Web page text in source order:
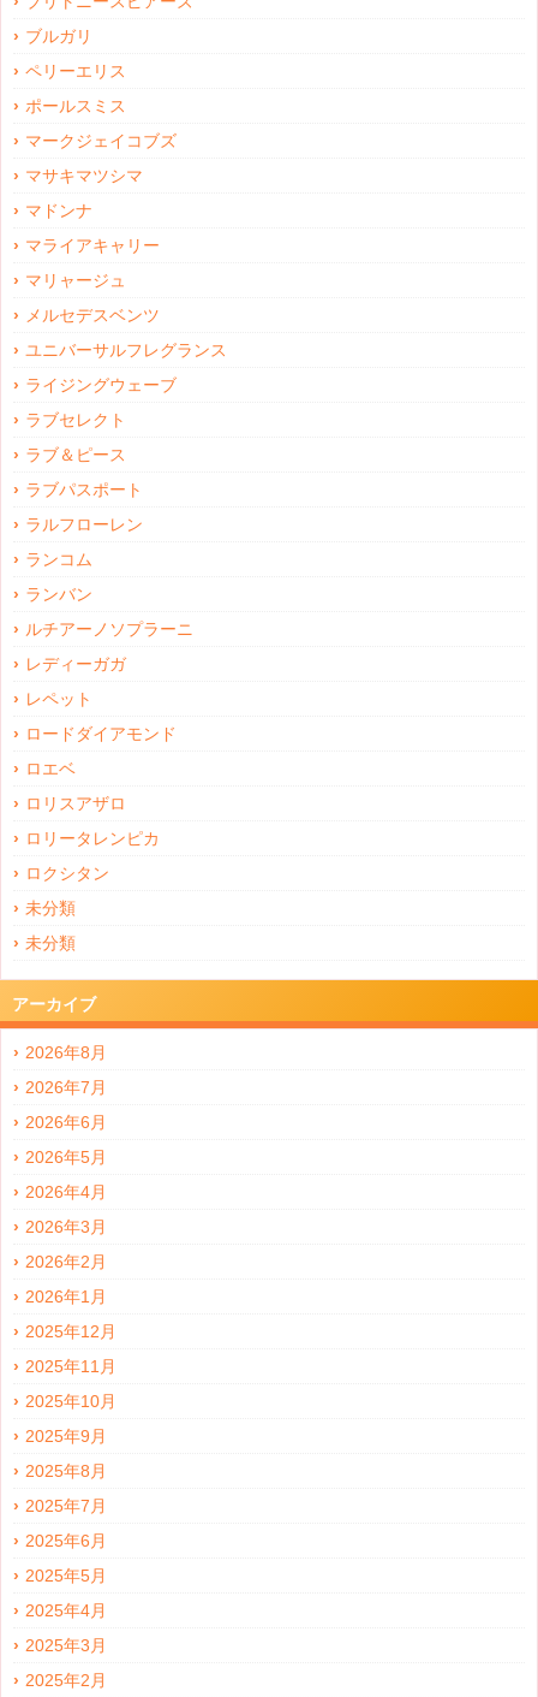
ブルガリ
ペリーエリス
ポールスミス
マークジェイコブズ
マサキマツシマ
マドンナ
マライアキャリー
マリャージュ
メルセデスベンツ
ユニバーサルフレグランス
ライジングウェーブ
ラブセレクト
ラブ＆ピース
ラブパスポート
ラルフローレン
ランコム
ランバン
ルチアーノソプラーニ
レディーガガ
レペット
ロードダイアモンド
ロエベ
ロリスアザロ
ロリータレンピカ
ロクシタン
未分類
未分類
アーカイブ
2026年8月
2026年7月
2026年6月
2026年5月
2026年4月
2026年3月
2026年2月
2026年1月
2025年12月
2025年11月
2025年10月
2025年9月
2025年8月
2025年7月
2025年6月
2025年5月
2025年4月
2025年3月
2025年2月